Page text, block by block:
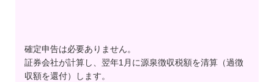
確定申告は必要ありません。
証券会社が計算し、翌年1月に源泉徴収税額を清算（過徴
収額を還付）します。